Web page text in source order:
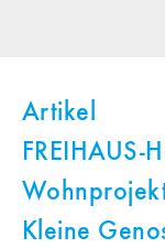
Artikel
FREIHAUS-
Kleine